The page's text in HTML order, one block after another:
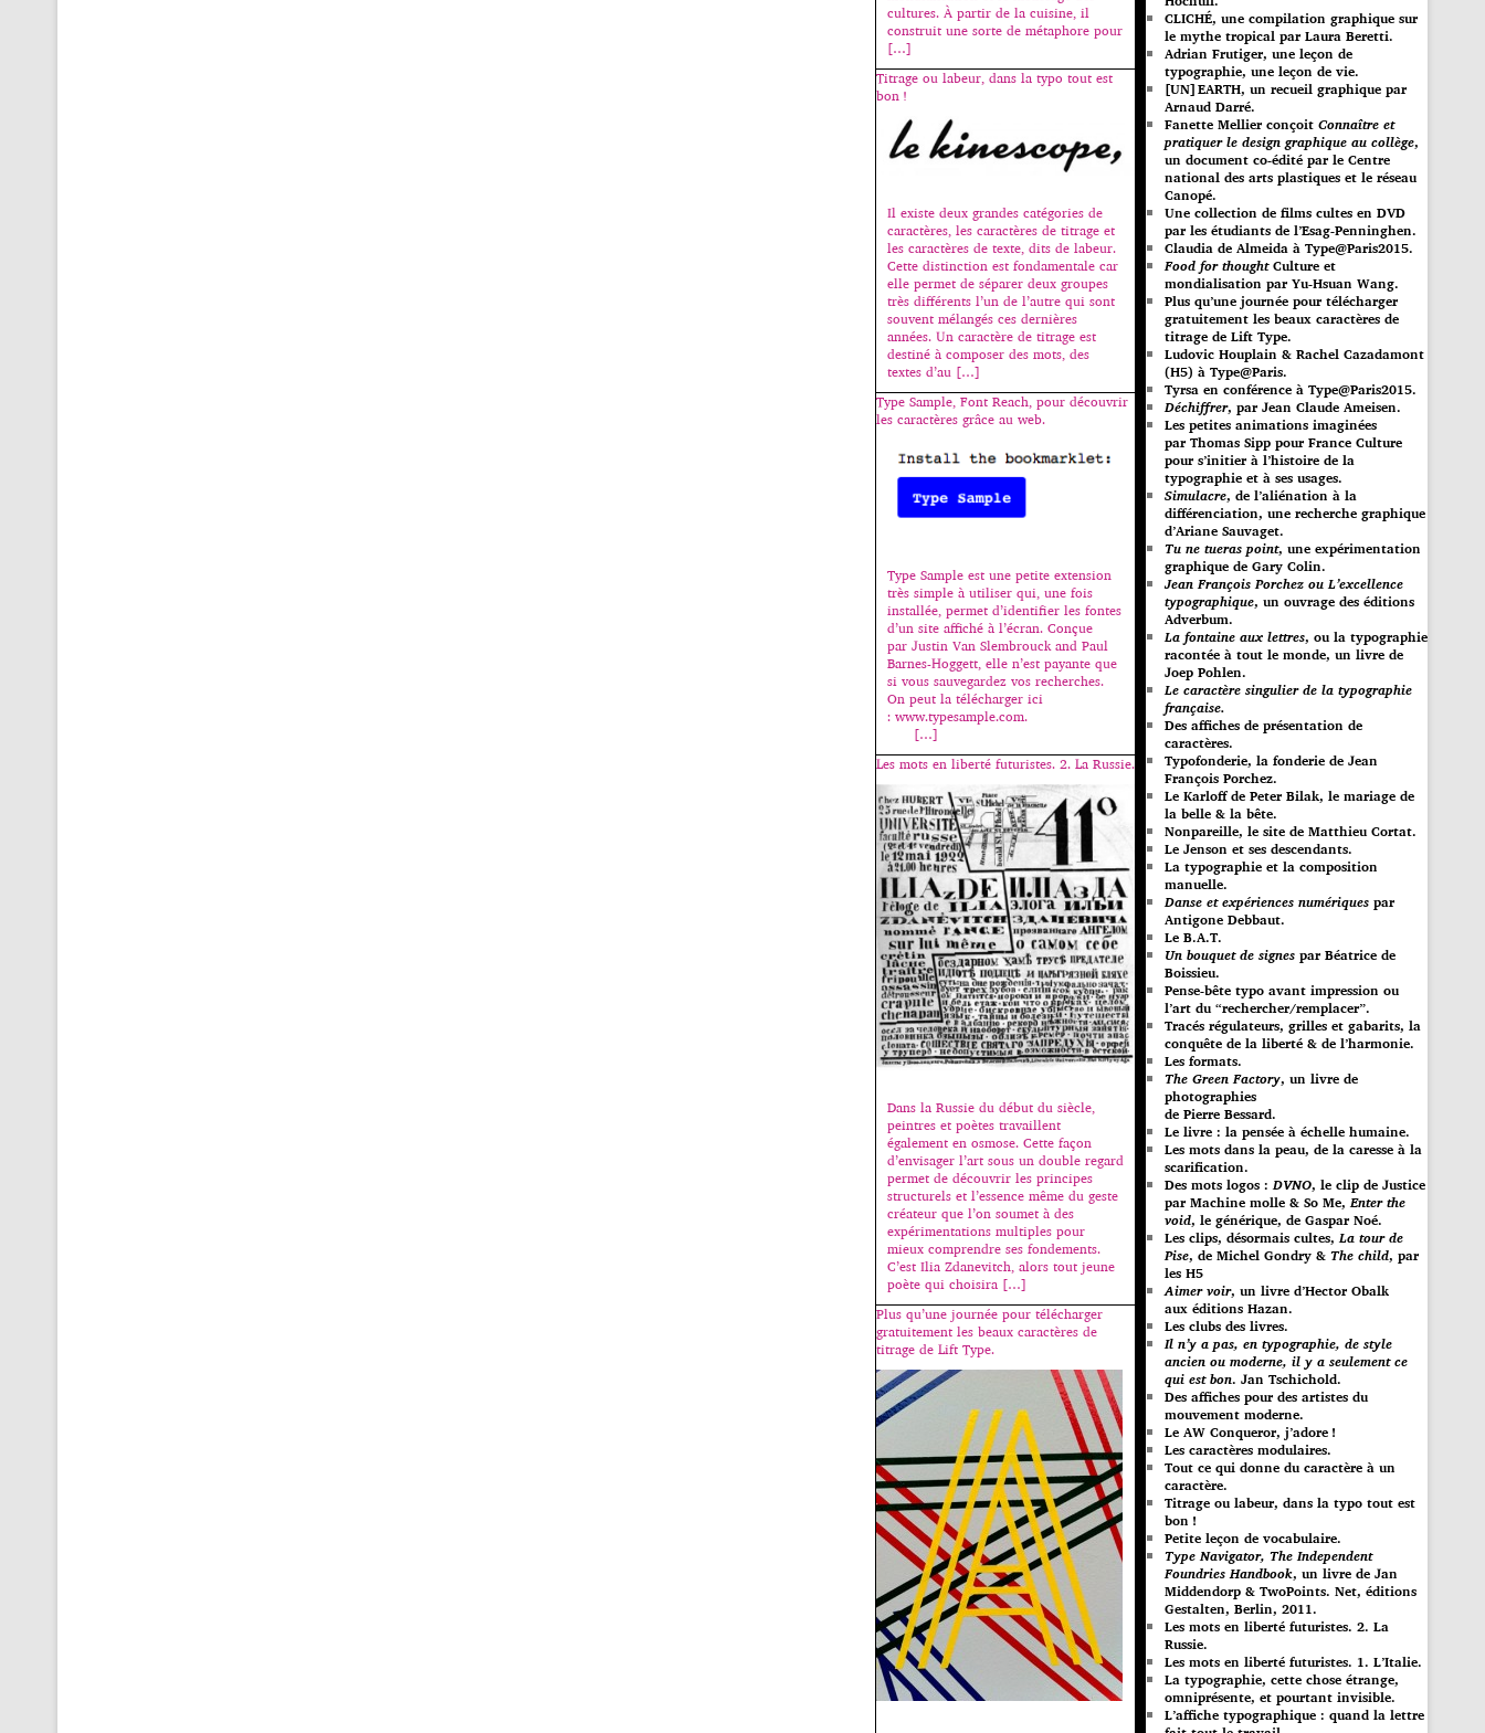
cultures. À partir de la cuisine, il
construit une sorte de métaphore pour
[…]
Titrage ou labeur, dans la typo tout est
bon !
Il existe deux grandes catégories de
caractères, les caractères de titrage et
les caractères de texte, dits de labeur.
Cette distinction est fondamentale car
elle permet de séparer deux groupes
très différents l’un de l’autre qui sont
souvent mélangés ces dernières
années. Un caractère de titrage est
destiné à composer des mots, des
textes d’au […]
Type Sample, Font Reach, pour découvrir
les caractères grâce au web.
Type Sample est une petite extension
très simple à utiliser qui, une fois
installée, permet d’identifier les fontes
d’un site affiché à l’écran. Conçue
par Justin Van Slembrouck and Paul
Barnes-Hoggett, elle n’est payante que
si vous sauvegardez vos recherches.
On peut la télécharger ici
: www.typesample.com.
[…]
Les mots en liberté futuristes. 2. La Russie.
Dans la Russie du début du siècle,
peintres et poètes travaillent
également en osmose. Cette façon
d’envisager l’art sous un double regard
permet de découvrir les principes
structurels et l’essence même du geste
créateur que l’on soumet à des
expérimentations multiples pour
mieux comprendre ses fondements.
C’est Ilia Zdanevitch, alors tout jeune
poète qui choisira […]
Plus qu’une journée pour télécharger
gratuitement les beaux caractères de
titrage de Lift Type.
CLICHÉ, une compilation graphique sur
le mythe tropical par Laura Beretti.
Adrian Frutiger, une leçon de
typographie, une leçon de vie.
[UN]EARTH, un recueil graphique par
Arnaud Darré.
Fanette Mellier conçoit Connaître et
pratiquer le design graphique au collège,
un document co-édité par le Centre
national des arts plastiques et le réseau
Canopé.
Une collection de films cultes en DVD
par les étudiants de l’Esag-Penninghen.
Claudia de Almeida à Type@Paris2015.
Food for thoughtCulture et
mondialisation par Yu-Hsuan Wang.
Plus qu’une journée pour télécharger
gratuitement les beaux caractères de
titrage de Lift Type.
Ludovic Houplain & Rachel Cazadamont
(H5) à Type@Paris.
Tyrsa en conférence à Type@Paris2015.
Déchiffrer, par Jean Claude Ameisen.
Les petites animations imaginées
par Thomas Sipp pour France Culture
pour s’initier à l’histoire de la
typographie et à ses usages.
Simulacre, de l’aliénation à la
différenciation, une recherche graphique
d’Ariane Sauvaget.
Tu ne tueras point, une expérimentation
graphique de Gary Colin.
Jean François Porchez ou L’excellence
typographique, un ouvrage des éditions
Adverbum.
La fontaine aux lettres, ou la typographie
racontée à tout le monde, un livre de
Joep Pohlen.
Le caractère singulier de la typographie
française.
Des affiches de présentation de
caractères.
Typofonderie, la fonderie de Jean
François Porchez.
Le Karloff de Peter Bilak, le mariage de
la belle & la bête.
Nonpareille, le site de Matthieu Cortat.
Le Jenson et ses descendants.
La typographie et la composition
manuelle.
Danse et expériences numériques par
Antigone Debbaut.
Le B.A.T.
Un bouquet de signes par Béatrice de
Boissieu.
Pense-bête typo avant impression ou
l’art du “rechercher/remplacer”.
Tracés régulateurs, grilles et gabarits, la
conquête de la liberté & de l’harmonie.
Les formats.
The Green Factory, un livre de
photographies
de Pierre Bessard.
Le livre : la pensée à échelle humaine.
Les mots dans la peau, de la caresse à la
scarification.
Des mots logos :DVNO, le clip de Justice
par Machine molle & So Me,Enter the
void, le générique, de Gaspar Noé.
Les clips, désormais cultes,La tour de
Pise, de Michel Gondry & The child, par
les H5
Aimer voir, un livre d’Hector Obalk
aux éditions Hazan.
Les clubs des livres.
Il n’y a pas, en typographie, de style
ancien ou moderne, il y a seulement ce
qui est bon. Jan Tschichold.
Des affiches pour des artistes du
mouvement moderne.
Le AW Conqueror, j’adore !
Les caractères modulaires.
Tout ce qui donne du caractère à un
caractère.
Titrage ou labeur, dans la typo tout est
bon !
Petite leçon de vocabulaire.
Type Navigator, The Independent
Foundries Handbook, un livre de Jan
Middendorp & TwoPoints. Net, éditions
Gestalten, Berlin, 2011.
Les mots en liberté futuristes. 2. La
Russie.
Les mots en liberté futuristes. 1. L’Italie.
La typographie, cette chose étrange,
omniprésente, et pourtant invisible.
L’affiche typographique : quand la lettre